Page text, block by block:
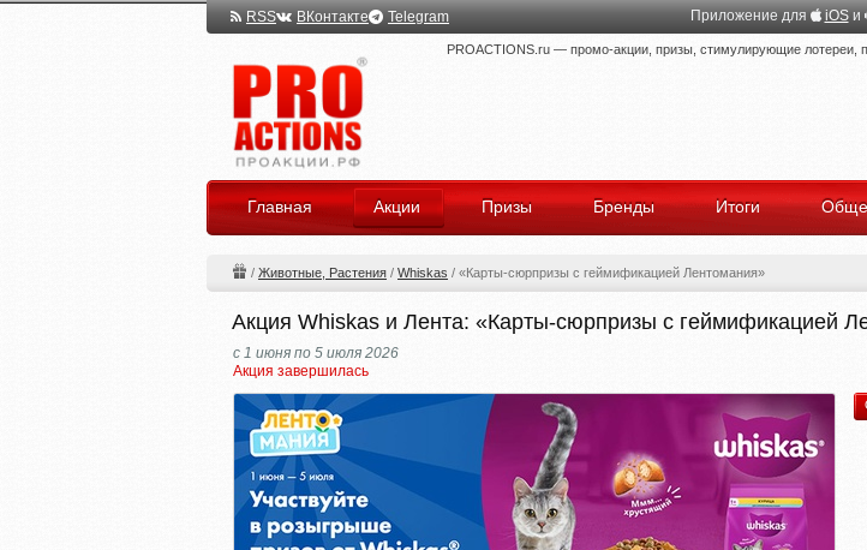
RSS ВКонтакте Telegram Приложение для iOSи
PROACTIONS.ru — промо-акции, призы, стимулирующие лотереи,
Главная Акции Призы Бренды Итоги
/ Животные, Растения / Whiskas / «Карты-сюрпризы с геймификацией Лентомания»
Акция Whiskas и Лента: «Карты-сюрпризы с геймификацией
с 1 июня по 5 июля 2026
Акция завершилась